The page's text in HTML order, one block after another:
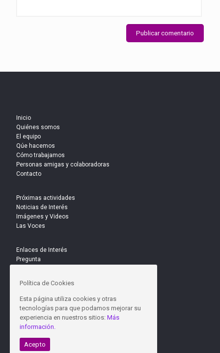
Inicio
Quiénes somos
El equipo
Qúe hacemos
Cómo trabajamos
Personas amigas y colaboradoras
Contacto
Próximas actividades
Noticias de Interés
Imágenes y Videos
Las Voces
Enlaces de Interés
Pregunta
Dona
Política de Cookies
Esta página utiliza cookies y otras
tecnologías para que podamos mejorar su
experiencia en nuestros sitios: Más
información.
Acepto